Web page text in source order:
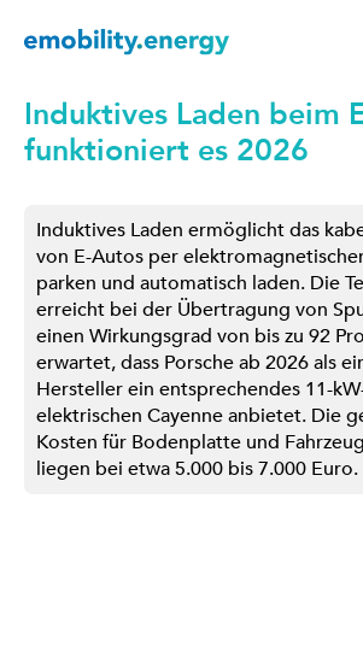
Induktives Laden beim
funktioniert es 2026
Induktives Laden ermöglicht das
von E-Autos per
parken und automatisch laden. Die
erreicht bei der Übertragung von
einen Wirkungsgrad von bis zu 92
erwartet, dass Porsche ab 2026 als
Hersteller ein entsprechendes 11-
elektrischen Cayenne anbietet. Die
Kosten für Bodenplatte und
liegen bei etwa 5.000 bis 7.000 Euro.